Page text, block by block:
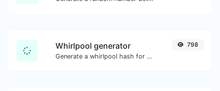
Whirlpool generator
Generate a whirlpool hash for any string input.
798